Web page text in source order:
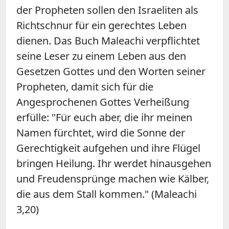
der Propheten sollen den Israeliten als
Richtschnur für ein gerechtes Leben
dienen. Das Buch Maleachi verpflichtet
seine Leser zu einem Leben aus den
Gesetzen Gottes und den Worten seiner
Propheten, damit sich für die
Angesprochenen Gottes Verheißung
erfülle: "Für euch aber, die ihr meinen
Namen fürchtet, wird die Sonne der
Gerechtigkeit aufgehen und ihre Flügel
bringen Heilung. Ihr werdet hinausgehen
und Freudensprünge machen wie Kälber,
die aus dem Stall kommen." (Maleachi
3,20)